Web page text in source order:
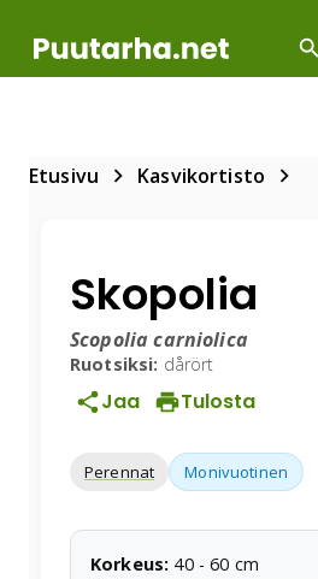
Etusivu Kasvikortisto
Skopolia
Scopolia carniolica
Ruotsiksi: dårört
Jaa Tulosta
Perennat Monivuotinen
Korkeus: 40-60 cm